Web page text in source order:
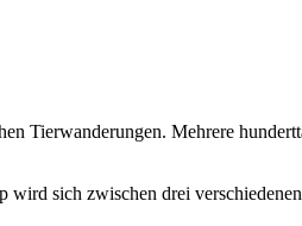
Tierwanderungen. Mehrere
sich zwischen drei